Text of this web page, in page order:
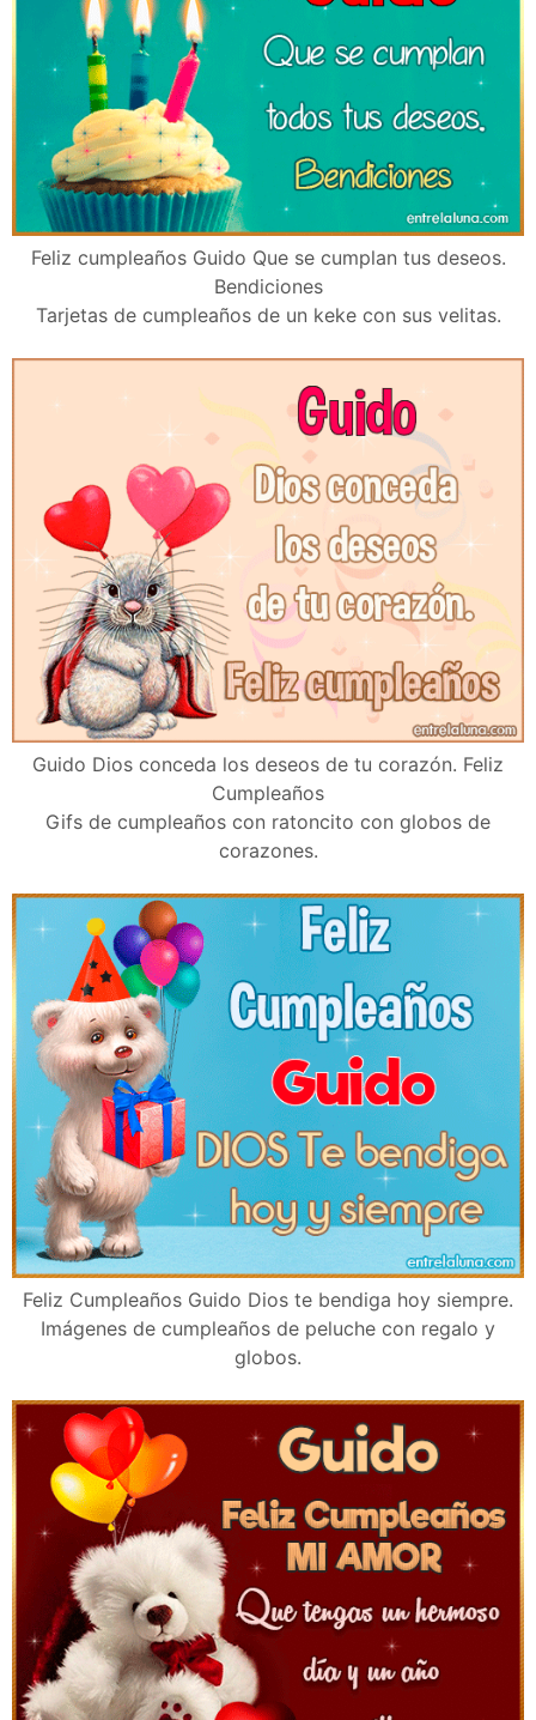
Feliz cumpleaños Guido Que se cumplan tus deseos.
Bendiciones
Tarjetas de cumpleaños de un keke con sus velitas.
Guido Dios conceda los deseos de tu corazón. Feliz
Cumpleaños
Gifs de cumpleaños con ratoncito con globos de
corazones.
Feliz Cumpleaños Guido Dios te bendiga hoy siempre.
Imágenes de cumpleaños de peluche con regalo y
globos.